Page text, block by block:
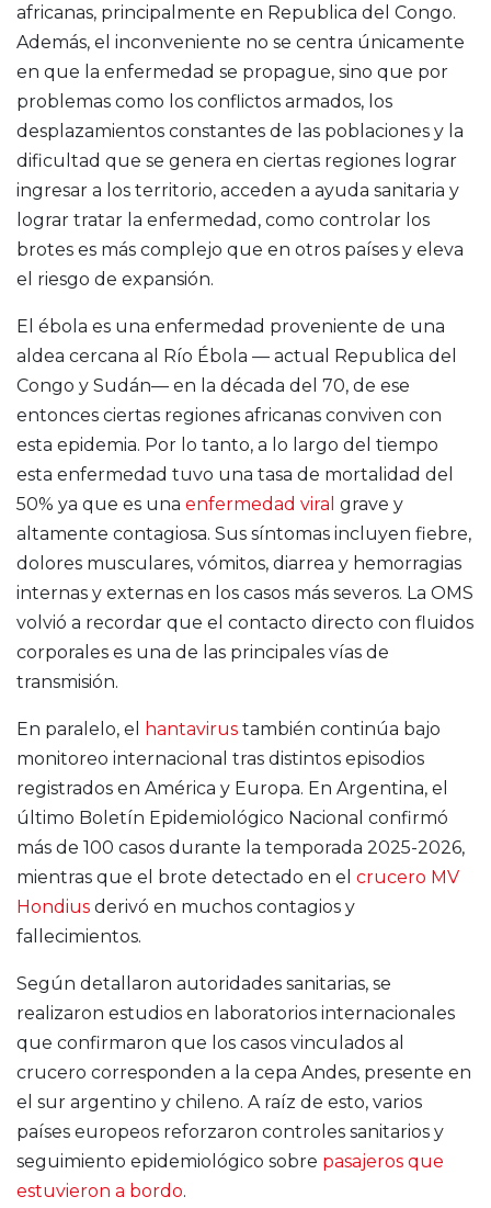
africanas, principalmente en Republica del Congo.
Además, el inconveniente no se centra únicamente
en que la enfermedad se propague, sino que por
problemas como los conflictos armados, los
desplazamientos constantes de las poblaciones y la
dificultad que se genera en ciertas regiones lograr
ingresar a los territorio, acceden a ayuda sanitaria y
lograr tratar la enfermedad, como controlar los
brotes es más complejo que en otros países y eleva
el riesgo de expansión.
El ébola es una enfermedad proveniente de una
aldea cercana al Río Ébola — actual Republica del
Congo y Sudán— en la década del 70, de ese
entonces ciertas regiones africanas conviven con
esta epidemia. Por lo tanto, a lo largo del tiempo
esta enfermedad tuvo una tasa de mortalidad del
50% ya que es una enfermedad viral grave y
altamente contagiosa. Sus síntomas incluyen fiebre,
dolores musculares, vómitos, diarrea y hemorragias
internas y externas en los casos más severos. La OMS
volvió a recordar que el contacto directo con fluidos
corporales es una de las principales vías de
transmisión.
En paralelo, el hantavirus también continúa bajo
monitoreo internacional tras distintos episodios
registrados en América y Europa. En Argentina, el
último Boletín Epidemiológico Nacional confirmó
más de 100 casos durante la temporada 2025-2026,
mientras que el brote detectado en el crucero MV
Hondius derivó en muchos contagios y
fallecimientos.
Según detallaron autoridades sanitarias, se
realizaron estudios en laboratorios internacionales
que confirmaron que los casos vinculados al
crucero corresponden a la cepa Andes, presente en
el sur argentino y chileno. A raíz de esto, varios
países europeos reforzaron controles sanitarios y
seguimiento epidemiológico sobre pasajeros que
estuvieron a bordo.